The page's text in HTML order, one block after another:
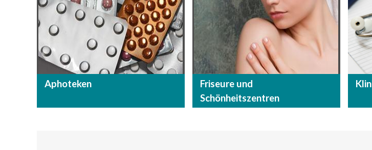
Aphoteken
Friseure und
Schönheitszentren